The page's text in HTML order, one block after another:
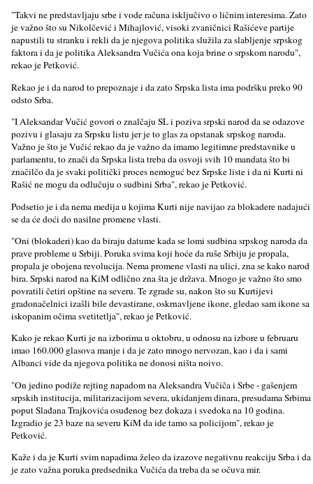
"Takvi ne predstavljaju srbe i vode računa isključivo o ličnim interesima. Zato
je važno što su Nikolčević i Mihajlović, visoki zvaničnici Rašićeve partije
napustili tu stranku i rekli da je njegova politika služila za slabljenje srpskog
faktora i da je politika Aleksandra Vučića ona koja brine o srpskom narodu",
rekao je Petković.
Rekao je i da narod to prepoznaje i da zato Srpska lista ima podršku preko 90
odsto Srba.
"I Aleksandar Vučić govori o znalčaju SL i poziva srpski narod da se odazove
pozivu i glasaju za Srpsku listu jer je to glas za opstanak srpskog naroda.
Važno je što je Vučić rekao da je važno da imamo legitimne predstavnike u
parlamentu, to znači da Srpska lista treba da osvoji svih 10 mandata što bi
značilčo da je svaki politički proces nemoguć bez Srpske liste i da ni Kurti ni
Rašić ne mogu da odlučuju o sudbini Srba", rekao je Petković.
Podsetio je i da nema medija u kojima Kurti nije navijao za blokadere nadajući
se da će doći do nasilne promene vlasti.
"Oni (blokaderi) kao da biraju datume kada se lomi sudbina srpskog naroda da
prave probleme u Srbiji. Poruka svima koji hoće da ruše Srbiju je propala,
propala je obojena revolucija. Nema promene vlasti na ulici, zna se kako narod
bira. Srpski narod na KiM odlično zna šta je država. Mnogo je važno što smo
povratili četiri opštine na severu. Te zgrade su, nakon što su Kurtijevi
gradonačelnici izašli bile devastirane, oskrnavljene ikone, gledao sam ikone sa
iskopanim očima svetitetlja", rekao je Petković.
Kako je rekao Kurti je na izborima u oktobru, u odnosu na izbore u februaru
imao 160.000 glasova manje i da je zato mnogo nervozan, kao i da i sami
Albanci vide da njegova politika ne donosi ništa noivo.
"On jedino podiže rejting napadom na Aleksandra Vučiča i Srbe - gašenjem
srpskih institucija, militarizacijom severa, ukidanjem dinara, presudama Srbima
poput Slađana Trajkovića osuđenog bez dokaza i svedoka na 10 godina.
Izgradio je 23 baze na severu KiM da ide tamo sa policijom", rekao je
Petković.
Kaže i da je Kurti svim napadima želeo da izazove negativnu reakciju Srba i da
je zato važna poruka predsednika Vučića da treba da se očuva mir.